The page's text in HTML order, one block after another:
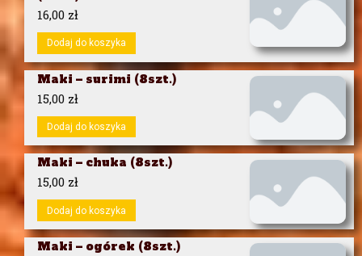
16,00 zł
Dodaj do koszyka
Maki – surimi (8szt.)
15,00 zł
Dodaj do koszyka
Maki – chuka (8szt.)
15,00 zł
Dodaj do koszyka
Maki – ogórek (8szt.)